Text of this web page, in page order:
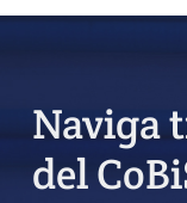
Naviga
del